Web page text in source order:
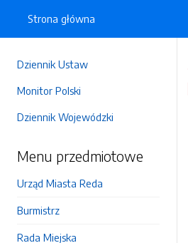
Dziennik Ustaw
Monitor Polski
Dziennik Wojewódzki
Menu przedmiotowe
Urząd Miasta Reda
Burmistrz
Rada Miejska
Strona główna